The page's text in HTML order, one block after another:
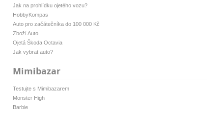
Jak na prohlídku ojetého vozu?
HobbyKompas
Auto pro začátečníka do 100 000 Kč
Zboží Auto
Ojetá Škoda Octavia
Jak vybrat auto?
Mimibazar
Testujte s Mimibazarem
Monster High
Barbie